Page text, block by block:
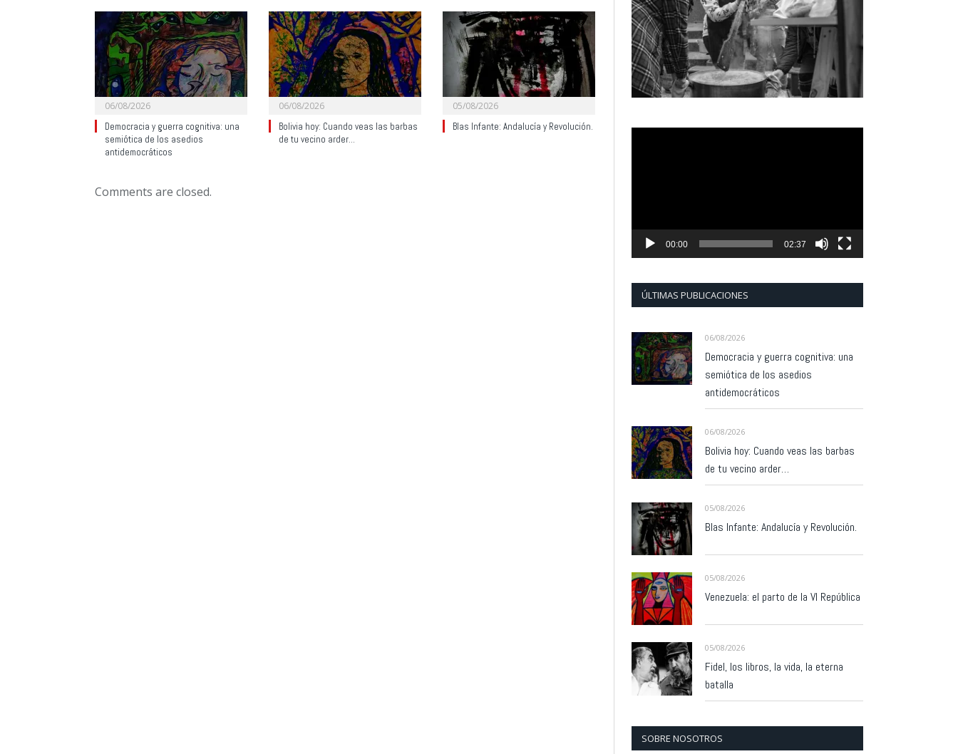
06/08/2026
Democracia y guerra cognitiva: una
semiótica de los asedios
antidemocráticos
06/08/2026
Bolivia hoy: Cuando veas las barbas
de tu vecino arder…
05/08/2026
Blas Infante: Andalucía y Revolución.
Comments are closed.
00:00 02:37
ÚLTIMAS PUBLICACIONES
06/08/2026
Democracia y guerra cognitiva: una
semiótica de los asedios
antidemocráticos
06/08/2026
Bolivia hoy: Cuando veas las barbas
de tu vecino arder…
05/08/2026
Blas Infante: Andalucía y Revolución.
05/08/2026
Venezuela: el parto de la VI República
05/08/2026
Fidel, los libros, la vida, la eterna
batalla
SOBRE NOSOTROS